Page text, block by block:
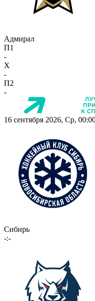
Адмирал
П1
-
X
-
П2
-
16 сентября 2026, Ср,
Сибирь
-:-